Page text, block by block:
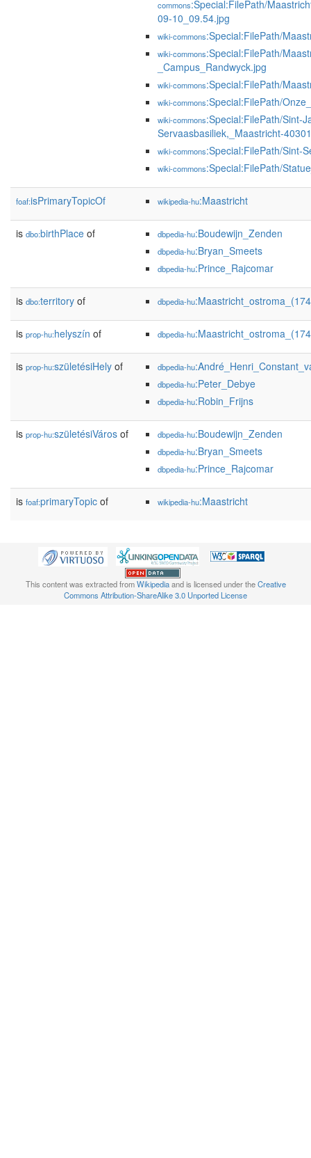
commons:Special:FilePath/
09-10_09.54.jpg
wiki-commons:Special:FilePath/
wiki-commons:Special:FilePath/
_Campus_Randwyck.jpg
wiki-commons:Special:FilePath/
wiki-commons:Special:FilePath/
wiki-commons:Special:FilePath/Sint-
Servaasbasiliek,_Maastricht-
wiki-commons:Special:FilePath/Sint-
wiki-commons:Special:FilePath/
foaf:isPrimaryTopicOf wikipedia-hu:Maastricht
is dbo:birthPlace of dbpedia-hu:Boudewijn_Zenden
dbpedia-hu:Bryan_Smeets
dbpedia-hu:Prince_Rajcomar
is dbo:territory of dbpedia-hu
is prop-hu:helyszín of dbpedia-hu
is prop-hu:születésiHely of dbpedia-hu
dbpedia-hu:Peter_Debye
dbpedia-hu:Robin_Frijns
is prop-hu:születésiVáros of dbpedia-hu:Boudewijn_Zenden
dbpedia-hu:Bryan_Smeets
dbpedia-hu:Prince_Rajcomar
is foaf:primaryTopic of wikipedia-hu:Maastricht
This content was extracted fromWikipediaand is licensed under theCreative
Commons Attribution-ShareAlike 3.0 Unported License